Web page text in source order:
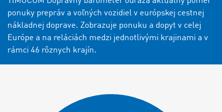
ponuky prepráv a voľných vozidiel v európskej cestnej
nákladnej doprave. Zobrazuje ponuku a dopyt v celej
Európe a na reláciách medzi jednotlivými krajinami a v
rámci 46 rôznych krajín.